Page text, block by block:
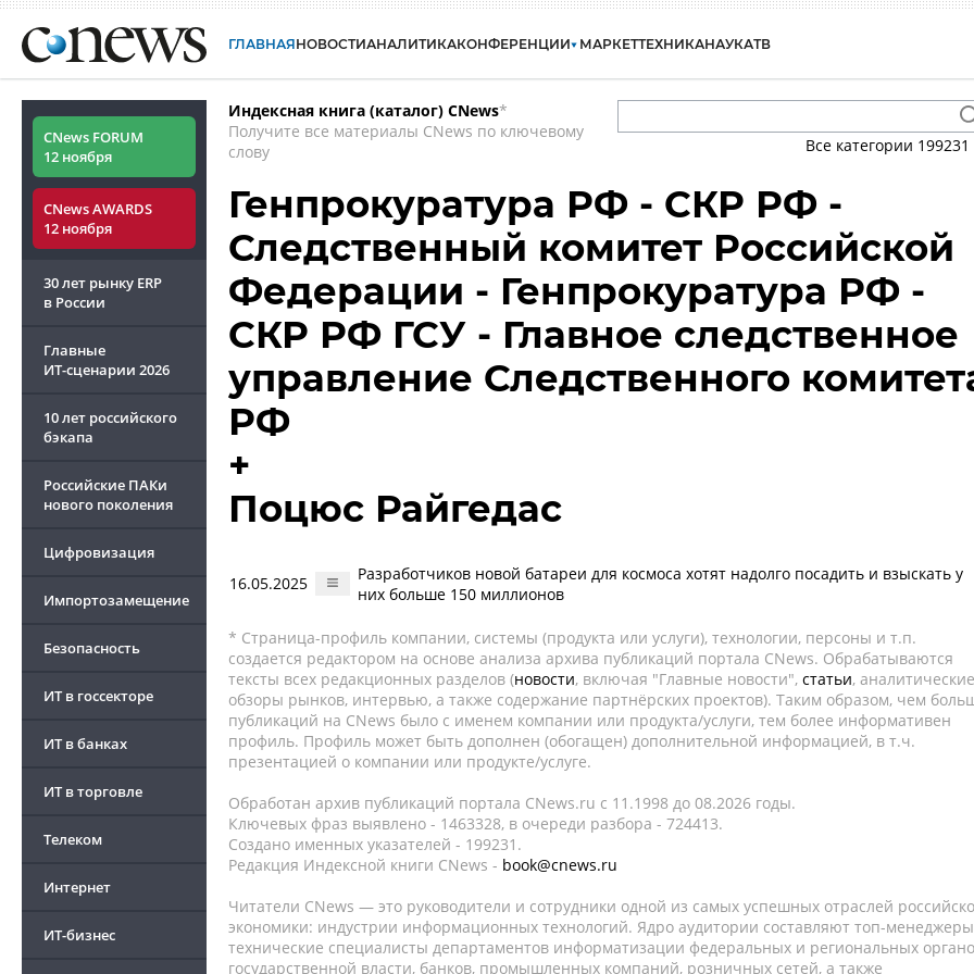
ГЛАВНАЯНОВОСТИАНАЛИТИКАКОНФЕРЕНЦИИ МАРКЕТТЕХНИКАНАУКАТВ
CNews FORUM
12 ноября
CNews AWARDS
12 ноября
30 лет рынку ERP
в России
Главные
ИТ-сценарии 2026
10 лет российского
бэкапа
Российские ПАКи
нового поколения
Цифровизация
Импортозамещение
Безопасность
ИТ в госсекторе
ИТ в банках
ИТ в торговле
Телеком
Интернет
ИТ-бизнес
Индексная книга (каталог) CNews*
Получите все материалы CNews по ключевому
слову
Все категории 199231
Генпрокуратура РФ - СКР РФ -
Следственный комитет Российской
Федерации - Генпрокуратура РФ -
СКР РФ ГСУ - Главное следственное
управление Следственного
РФ
+
Поцюс Райгедас
16.05.2025
Разработчиков новой батареи для космоса хотят надолго посадить и взыскать у
них больше 150 миллионов
* Страница-профиль компании, системы (продукта или услуги), технологии, персоны и т.п.
создается редактором на основе анализа архива публикаций портала CNews. Обрабатываются
тексты всех редакционных разделов (новости, включая "Главные новости", статьи, аналитические
обзоры рынков, интервью, а также содержание партнёрских проектов). Таким образом, чем
публикаций на CNews было с именем компании или продукта/услуги, тем более информативен
профиль. Профиль может быть дополнен (обогащен) дополнительной информацией, в т.ч.
презентацией о компании или продукте/услуге.
Обработан архив публикаций портала CNews.ru c 11.1998 до 08.2026 годы.
Ключевых фраз выявлено - 1463328, в очереди разбора - 724413.
Создано именных указателей - 199231.
Редакция Индексной книги CNews - book@cnews.ru
Читатели CNews — это руководители и сотрудники одной из самых успешных отраслей
экономики: индустрии информационных технологий. Ядро аудитории составляют топ-
технические специалисты департаментов информатизации федеральных и региональных
государственной власти, банков, промышленных компаний, розничных сетей, а также